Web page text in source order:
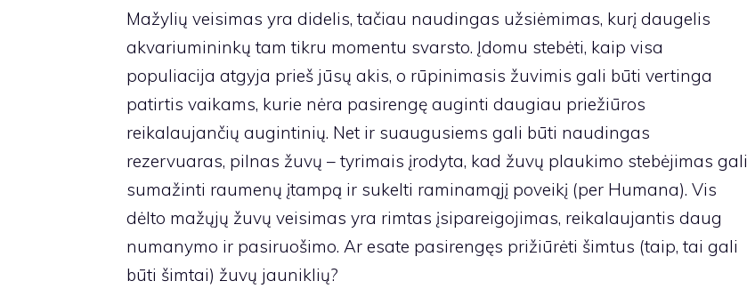
Mažylių veisimas yra didelis, tačiau naudingas užsiėmimas, kurį daugelis
akvariumininkų tam tikru momentu svarsto. Įdomu stebėti, kaip visa
populiacija atgyja prieš jūsų akis, o rūpinimasis žuvimis gali būti vertinga
patirtis vaikams, kurie nėra pasirengę auginti daugiau priežiūros
reikalaujančių augintinių. Net ir suaugusiems gali būti naudingas
rezervuaras, pilnas žuvų – tyrimais įrodyta, kad žuvų plaukimo stebėjimas gali
sumažinti raumenų įtampą ir sukelti raminamąjį poveikį (per Humana). Vis
dėlto mažųjų žuvų veisimas yra rimtas įsipareigojimas, reikalaujantis daug
numanymo ir pasiruošimo. Ar esate pasirengęs prižiūrėti šimtus (taip, tai gali
būti šimtai) žuvų jauniklių?